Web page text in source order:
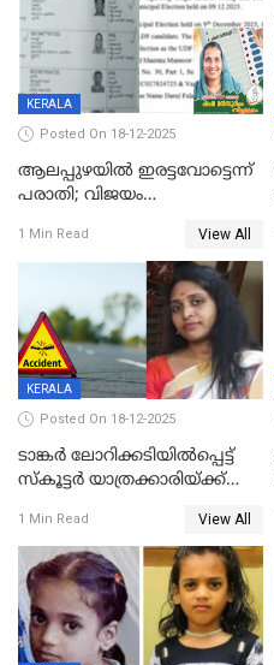
KERALA
Posted On 18-12-2025
ആലപ്പുഴയിൽ ഇരട്ടവോട്ടെന്ന്
പരാതി; വിജയം
വാർഡിലെ എൽഡിഎഫ്
സ്ഥാനാർത്ഥി
1 Min Read View All
KERALA
Posted On 18-12-2025
ടാങ്കർ ലോറിക്കടിയിൽപ്പെട്ട്
സ്കൂട്ടർ യാത്രക്കാരിയ്ക്ക്
കണ്ടോത്ത് ദേശീയ പാതയിൽ
1 Min Read View All